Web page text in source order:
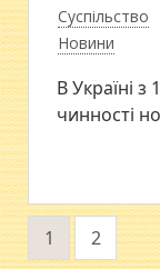
Суспільство
Новини
В Україні з
чинності
1 2